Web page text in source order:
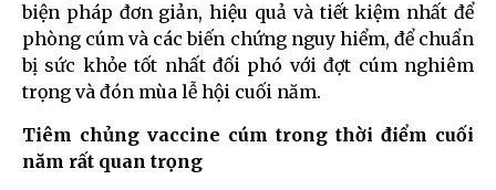
biện pháp đơn giản, hiệu quả và tiết kiệm nhất để
phòng cúm và các biến chứng nguy hiểm, để chuẩn
bị sức khỏe tốt nhất đối phó với đợt cúm nghiêm
trọng và đón mùa lễ hội cuối năm.
Tiêm chủng vaccine cúm trong thời điểm cuối
năm rất quan trọng